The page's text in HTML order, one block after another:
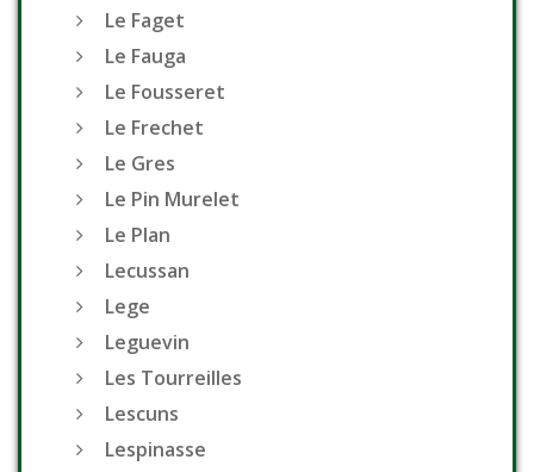
Le Faget
Le Fauga
Le Fousseret
Le Frechet
Le Gres
Le Pin Murelet
Le Plan
Lecussan
Lege
Leguevin
Les Tourreilles
Lescuns
Lespinasse